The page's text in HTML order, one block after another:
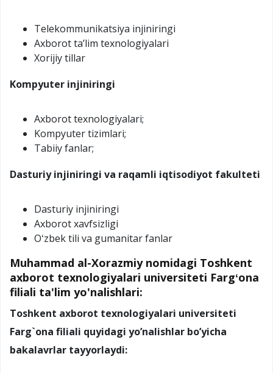
Telekommunikatsiya injiniringi
Axborot taʼlim texnologiyalari
Xorijiy tillar
Kompyuter injiniringi
Axborot texnologiyalari;
Kompyuter tizimlari;
Tabiiy fanlar;
Dasturiy injiniringi va raqamli iqtisodiyot fakulteti
Dasturiy injiniringi
Axborot xavfsizligi
Oʻzbek tili va gumanitar fanlar
Muhammad al-Xorazmiy nomidagi Toshkent
axborot texnologiyalari universiteti Fargʻona
filiali ta'lim yo'nalishlari:
Toshkent axborot texnologiyalari universiteti
Farg`ona filiali quyidagi yo’nalishlar bo’yicha
bakalavrlar tayyorlaydi: